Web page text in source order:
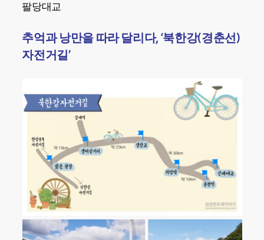
팔당대교
추억과 낭만을 따라 달리다, ‘북한강(경춘선)
자전거길’